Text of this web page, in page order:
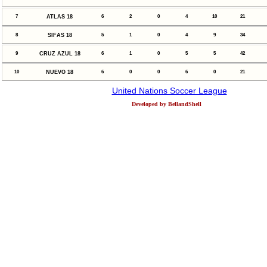
7 ATLAS 18 6 2 0 4 10 21
8 SIFAS 18 5 1 0 4 9 34
9 CRUZ AZUL 18 6 1 0 5 5 42
10 NUEVO 18 6 0 0 6 0 21
United Nations Soccer League
Developed by BellandShell